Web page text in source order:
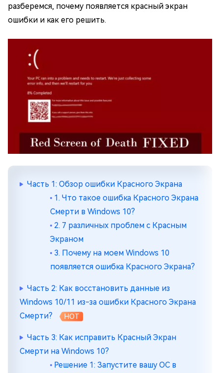
разберемся, почему появляется красный экран
ошибки и как его решить.
Часть 1: Обзор ошибки Красного Экрана
1. Что такое ошибка Красного Экрана
Смерти в Windows 10?
2. 7 различных проблем с Красным
Экраном
3. Почему на моем Windows 10
появляется ошибка Красного Экрана?
Часть 2: Как восстановить данные из
Windows 10/11 из-за ошибки Красного Экрана
Смерти?
HOT
Часть 3: Как исправить Красный Экран
Смерти на Windows 10?
Решение 1: Запустите вашу ОС в